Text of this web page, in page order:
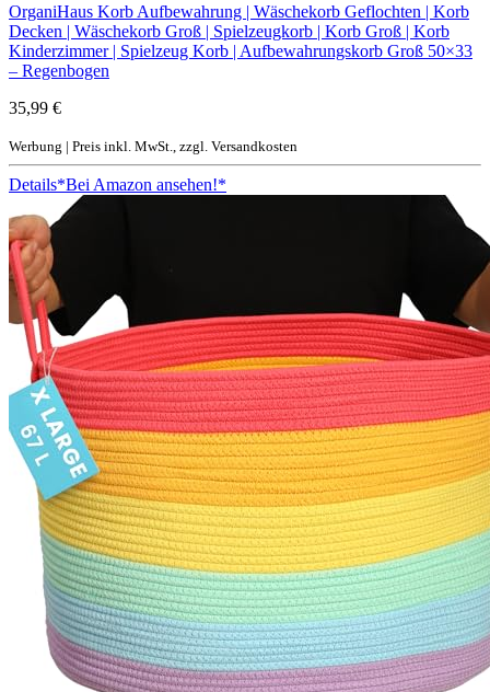
OrganiHaus Korb Aufbewahrung | Wäschekorb Geflochten | Korb
Decken | Wäschekorb Groß | Spielzeugkorb | Korb Groß | Korb
Kinderzimmer | Spielzeug Korb | Aufbewahrungskorb Groß 50×33
– Regenbogen
35,99 €
Werbung | Preis inkl. MwSt., zzgl. Versandkosten
Details*Bei Amazon ansehen!*